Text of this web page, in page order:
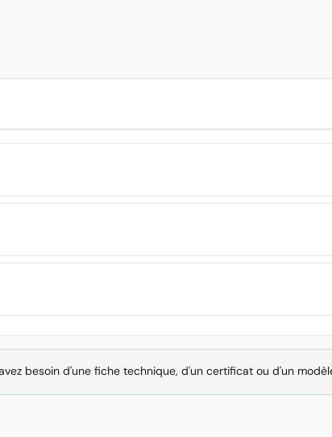
besoin d'une fiche technique, d'un certificat ou d'un